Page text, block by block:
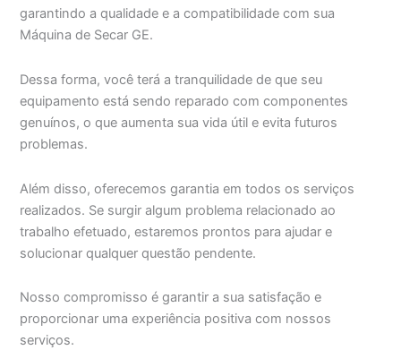
garantindo a qualidade e a compatibilidade com sua
Máquina de Secar GE.
Dessa forma, você terá a tranquilidade de que seu
equipamento está sendo reparado com componentes
genuínos, o que aumenta sua vida útil e evita futuros
problemas.
Além disso, oferecemos garantia em todos os serviços
realizados. Se surgir algum problema relacionado ao
trabalho efetuado, estaremos prontos para ajudar e
solucionar qualquer questão pendente.
Nosso compromisso é garantir a sua satisfação e
proporcionar uma experiência positiva com nossos
serviços.